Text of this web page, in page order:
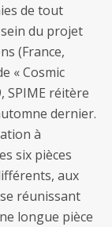
de tout
sein du projet
(France,
« Cosmic
SPIME réitère
dernier.
à
six pièces
aux
réunissant
longue pièce